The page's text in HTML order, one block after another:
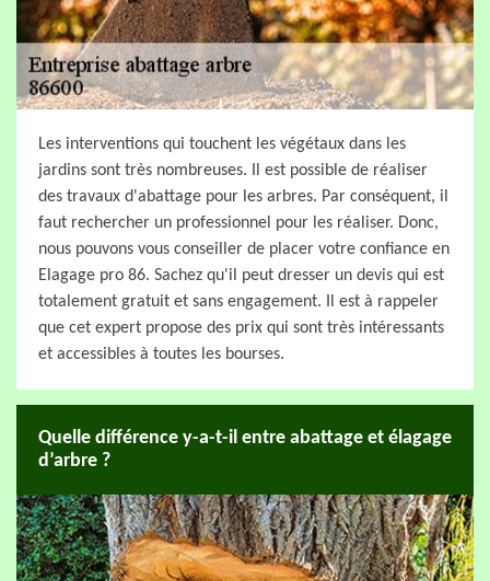
Les interventions qui touchent les végétaux dans les
jardins sont très nombreuses. Il est possible de réaliser
des travaux d'abattage pour les arbres. Par conséquent, il
faut rechercher un professionnel pour les réaliser. Donc,
nous pouvons vous conseiller de placer votre confiance en
Elagage pro 86. Sachez qu'il peut dresser un devis qui est
totalement gratuit et sans engagement. Il est à rappeler
que cet expert propose des prix qui sont très intéressants
et accessibles à toutes les bourses.
Quelle différence y-a-t-il entre abattage et élagage
d’arbre ?